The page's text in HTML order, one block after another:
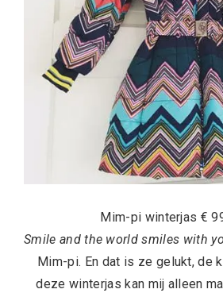
Mim-pi winterjas €
Smile and the world smiles with
Mim-pi. En dat is ze gelukt, de
deze winterjas kan mij alleen